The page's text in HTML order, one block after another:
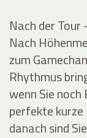
Nach der Tour
Nach
zum
Rhythmus
wenn Sie noch
perfekte
danach sind